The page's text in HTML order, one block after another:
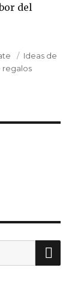
del
Tags
Ideas de
regalos